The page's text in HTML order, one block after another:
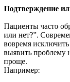
Подтверждение
Пациенты часто
или нет?”.
вовремя
выявить проблему
проще.
Например: